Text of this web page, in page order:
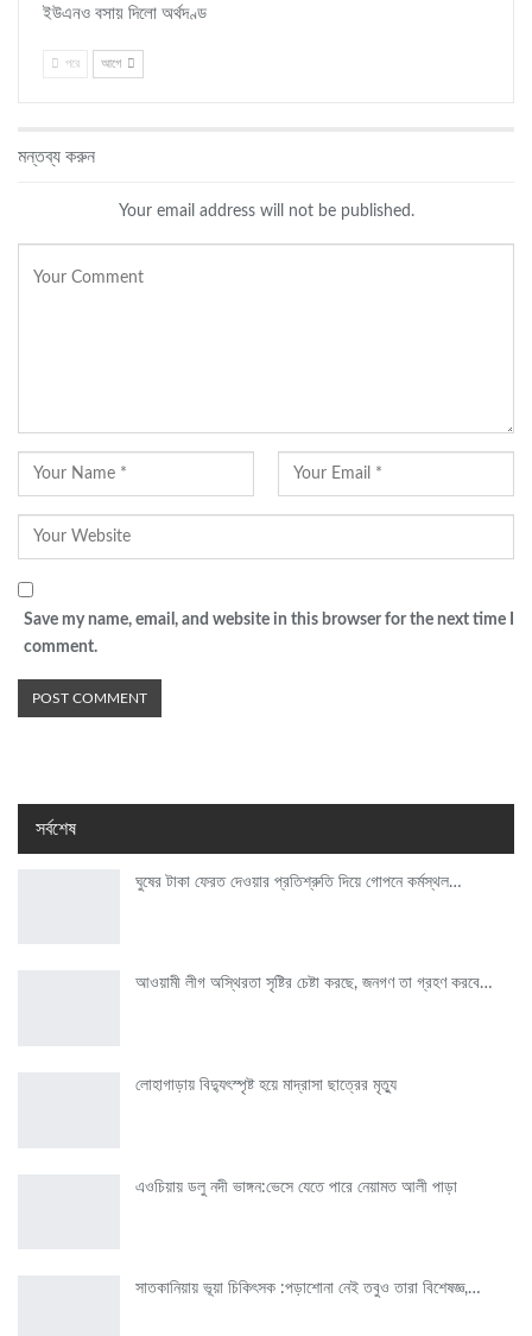
ইউএনও বসায় দিলো অর্থদণ্ড
পরে আগে
মন্তব্য করুন
Your email address will not be published.
Save my name, email, and website in this browser for the next time I
comment.
সর্বশেষ
ঘুষের টাকা ফেরত দেওয়ার প্রতিশ্রুতি দিয়ে গোপনে কর্মস্থল…
আওয়ামী লীগ অস্থিরতা সৃষ্টির চেষ্টা করছে, জনগণ তা গ্রহণ করবে…
লোহাগাড়ায় বিদ্যুৎস্পৃষ্ট হয়ে মাদ্রাসা ছাত্রের মৃত্যু
এওচিয়ায় ডলু নদী ভাঙ্গন:ভেসে যেতে পারে নেয়ামত আলী পাড়া
সাতকানিয়ায় ভূয়া চিকিৎসক :পড়াশোনা নেই তবুও তারা বিশেষজ্ঞ,…